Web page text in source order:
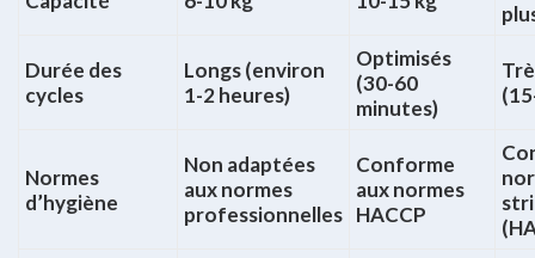
Durée des
cycles
Longs (environ
1-2 heures)
Optimisés
(30-60
minutes)
Normes
d’hygiène
Non adaptées
aux normes
professionnelles
Conforme
aux normes
HACCP